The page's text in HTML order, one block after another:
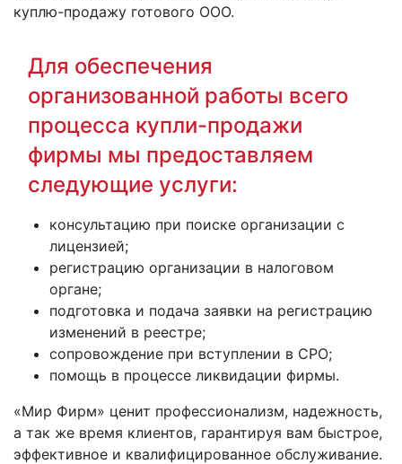
куплю-продажу готового ООО.
Для обеспечения
организованной работы всего
процесса купли-продажи
фирмы мы предоставляем
следующие услуги:
консультацию при поиске организации с
лицензией;
регистрацию организации в налоговом
органе;
подготовка и подача заявки на регистрацию
изменений в реестре;
сопровождение при вступлении в СРО;
помощь в процессе ликвидации фирмы.
«Мир Фирм» ценит профессионализм, надежность,
а так же время клиентов, гарантируя вам быстрое,
эффективное и квалифицированное обслуживание.